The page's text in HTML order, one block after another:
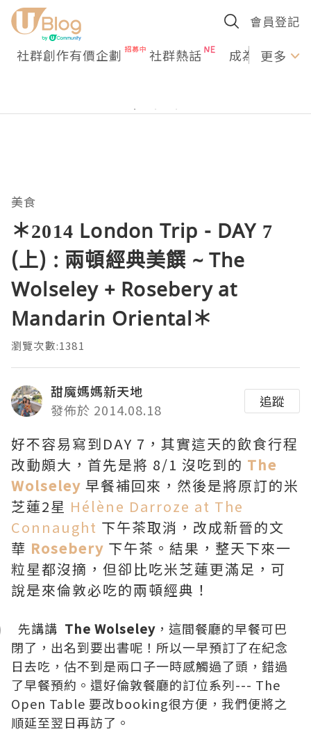
會員登記
社群創作有價企劃 社群熱話 成為U更多
美食
＊2014 London Trip - DAY 7
(上) : 兩頓經典美饌 ~ The
Wolseley + Rosebery at
Mandarin Oriental＊
瀏覽次數:1381
甜魔媽媽新天地
發佈於 2014.08.18
追蹤
好不容易寫到DAY 7，其實這天的飲食行程
改動頗大，首先是將 8/1 沒吃到的 The
Wolseley 早餐補回來，然後是將原訂的米
芝蓮2星 Hélène Darroze at The
Connaught 下午茶取消，改成新晉的文
華 Rosebery 下午茶。結果，整天下來一
粒星都沒摘，但卻比吃米芝蓮更滿足，可
說是來倫敦必吃的兩頓經典！
先講講 The Wolseley ，這間餐廳的早餐可巴
閉了，出名到要出書呢！所以一早預訂了在紀念
日去吃，估不到是兩口子一時感觸過了頭，錯過
了早餐預約。還好倫敦餐廳的訂位系列--- The
Open Table 要改booking很方便，我們便將之
順延至翌日再訪了。